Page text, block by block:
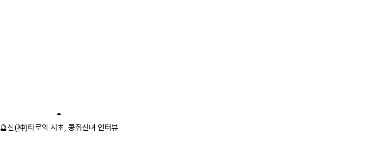
🔮신(神)타로의 시초, 콩쥐신녀 인터뷰